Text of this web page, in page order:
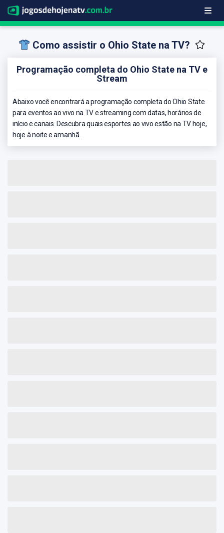
Como assistir o Ohio State na TV?
Programação completa do Ohio State na TV e
Stream
Abaixo você encontrará a programação completa do Ohio State
para eventos ao vivo na TV e streaming com datas, horários de
início e canais. Descubra quais esportes ao vivo estão na TV hoje,
hoje à noite e amanhã.